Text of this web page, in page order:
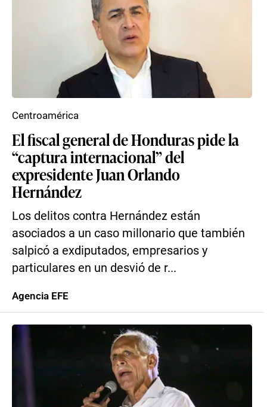
El fiscal general de Honduras pide la
“captura internacional” del
expresidente Juan Orlando
Hernández
Los delitos contra Hernández están
asociados a un caso millonario que también
salpicó a exdiputados, empresarios y
particulares en un desvió de r...
Centroamérica
Agencia EFE